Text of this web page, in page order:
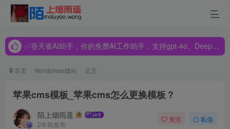
✅吞天雀AI助手，你的免费AI工作助手，支持gpt-4o、DeepSeek、Claude🔥🔥🔥🔥
✅吞天雀AI助手，你的免费AI工作助手，支持gpt-4o、DeepSeek、Claude🔥🔥🔥🔥
首页 Wordpress建站 正文
苹果cms模板_苹果cms怎么更换模板？
陌上烟雨遥
2年前发布
关注 私信